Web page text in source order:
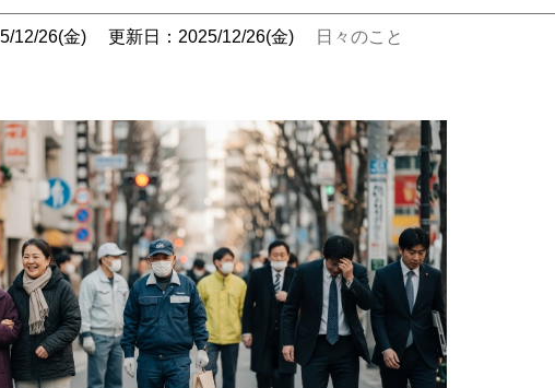
12/26(金) 更新日：2025/12/26(金) 日々のこと